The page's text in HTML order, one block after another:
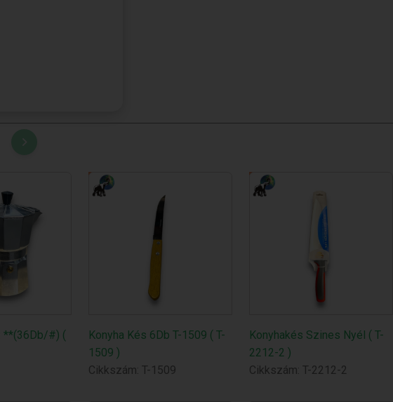
**(36Db/#) (
Konyha Kés 6Db T-1509 ( T-
1509 )
Cikkszám: T-1509
Konyhakés Szines Nyél ( T-
2212-2 )
Cikkszám: T-2212-2